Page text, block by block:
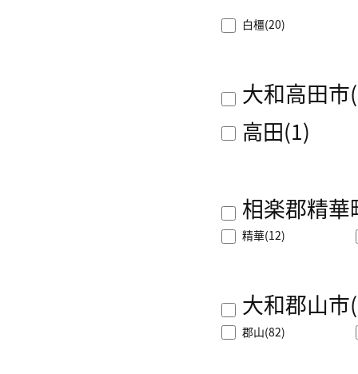
白橿(20)
大和高田市
高田(1)
相楽郡精華
精華(12)
大和郡山市
郡山(82)